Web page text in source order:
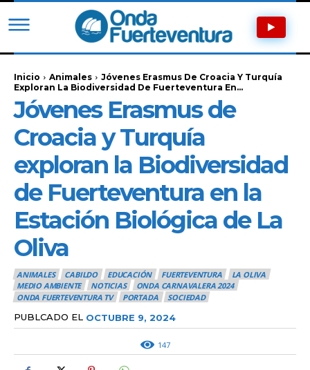
Inicio Animales
Jóvenes Erasmus De Croacia Y Turquía
Exploran La Biodiversidad De Fuerteventura En...
Jóvenes Erasmus de
Croacia y Turquía
exploran la Biodiversidad
de Fuerteventura en la
Estación Biológica de La
Oliva
ANIMALES CABILDO EDUCACIÓN FUERTEVENTURA
LA OLIVA
MEDIO AMBIENTE
NOTICIAS
ONDA CARNAVALERA 2024
ONDA FUERTEVENTURA TV
PORTADA SOCIEDAD
PUBLCADO EL OCTUBRE 9, 2024
147